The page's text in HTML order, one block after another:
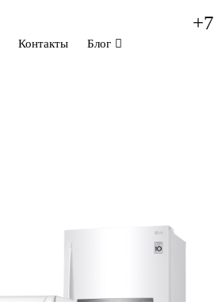
Контакты Блог